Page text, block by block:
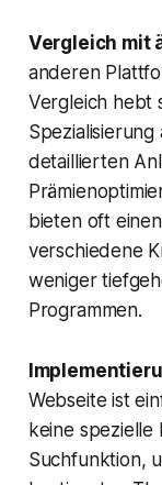
Vergleich mit
anderen
Vergleich hebt
detaillierten
bieten oft
verschiedene
weniger
Programmen.
Webseite ist
keine spezielle
Suchfunktion,